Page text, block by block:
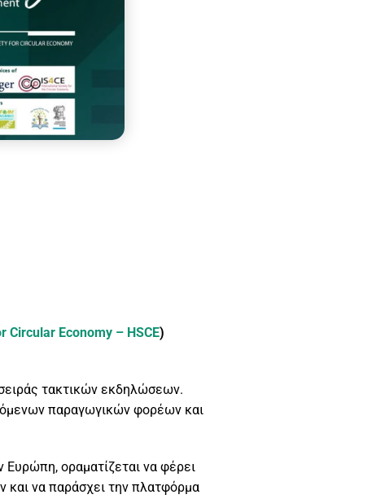
Circular Economy – HSCE)
τακτικών εκδηλώσεων.
παραγωγικών φορέων και
οραματίζεται να φέρει
και να παράσχει την πλατφόρμα